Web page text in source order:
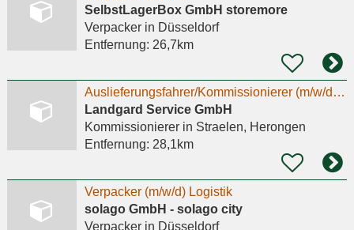
SelbstLagerBox GmbH storemore
Verpackerin Düsseldorf
Entfernung: 26,7km
Auslieferungsfahrer/Kommissionierer (m/w/d) im Nahverkehr Vollzeit - Kein LKW-Führerschein
Landgard Service GmbH
Kommissioniererin Straelen, Herongen
Entfernung: 28,1km
Verpacker (m/w/d) Logistik
solago GmbH - solago city
Verpackerin Düsseldorf